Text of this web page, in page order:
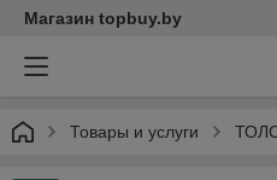
Магазин topbuy.by
Товары и услуги